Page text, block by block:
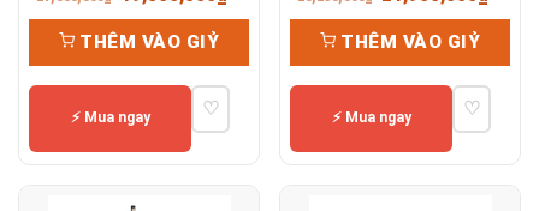
gốc
là:
27,000,000₫.
hiện
19,500,000₫.
THÊM VÀO GIỶ
⚡ Mua ngay ♡
gốc
là:
26,250,000₫.
hiện
THÊM VÀO GIỶ
⚡ Mua ngay ♡